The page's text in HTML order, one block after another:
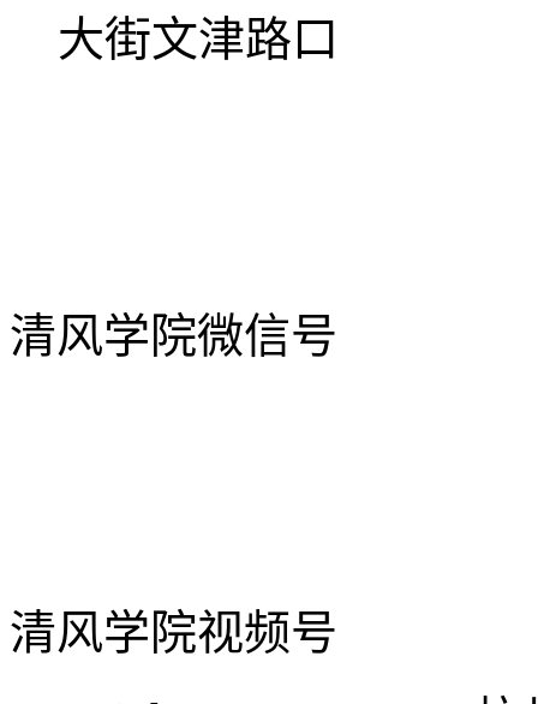
大街文津路口
清风学院微信号
清风学院视频号